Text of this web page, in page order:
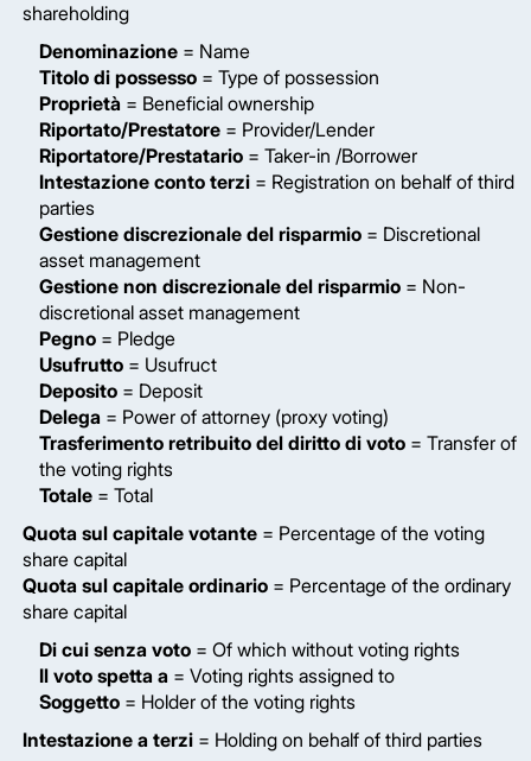
shareholding
Denominazione = Name
Titolo di possesso = Type of possession
Proprietà = Beneficial ownership
Riportato/Prestatore = Provider/Lender
Riportatore/Prestatario = Taker-in /Borrower
Intestazione conto terzi = Registration on behalf of third
parties
Gestione discrezionale del risparmio = Discretional
asset management
Gestione non discrezionale del risparmio = Non-
discretional asset management
Pegno = Pledge
Usufrutto = Usufruct
Deposito = Deposit
Delega = Power of attorney (proxy voting)
Trasferimento retribuito del diritto di voto = Transfer of
the voting rights
Totale = Total
Quota sul capitale votante = Percentage of the voting
share capital
Quota sul capitale ordinario = Percentage of the ordinary
share capital
Di cui senza voto = Of which without voting rights
Il voto spetta a = Voting rights assigned to
Soggetto = Holder of the voting rights
Intestazione a terzi = Holding on behalf of third parties